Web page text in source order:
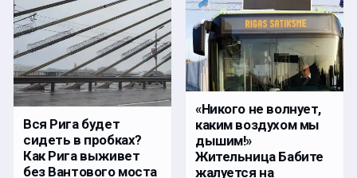
Вся Рига будет
сидеть в пробках?
Как Рига выживет
без Вантового моста
«Никого не волнует,
каким воздухом мы
дышим!»
Жительница Бабите
жалуется на